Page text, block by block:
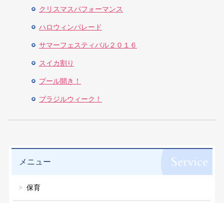
クリスマスパフォーマンス
ハロウィンパレード
サマーフェスティバル２０１６
スイカ割り
プール開き！
ブラジルウィーク！
メニュー
保育